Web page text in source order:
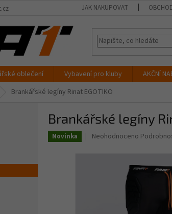
JAK NAKUPOVAT
oblečení Vybavení pro kluby AKČNÍ
Brankářské legíny Rinat EGOTIKO
Brankářské legíny
Novinka
Průměrné
Neohodnoceno